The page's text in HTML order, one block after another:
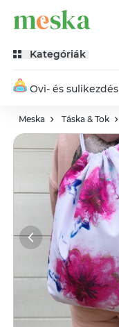
Kategóriák
Ovi- és sulikezdés
Meska Táska & Tok